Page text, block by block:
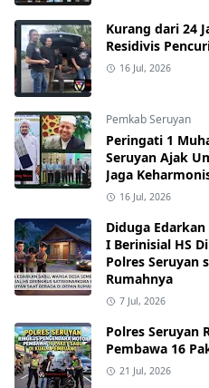
Kurang dari 24
Residivis
16 Jul, 2026
Pemkab Seruyan
Peringati 1
Seruyan Ajak
Jaga
16 Jul, 2026
Diduga
I Berinisial HS
Polres Seruyan
Rumahnya
7 Jul, 2026
Polres Seruyan
Pembawa 16
21 Jul, 2026